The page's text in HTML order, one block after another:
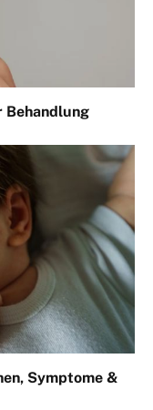
Behandlung
Symptome &